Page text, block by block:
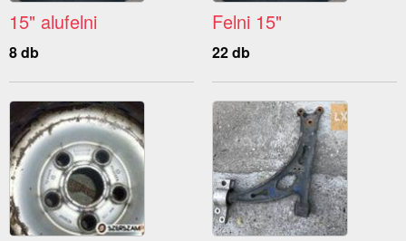
15" alufelni
8 db
Felni 15"
22 db